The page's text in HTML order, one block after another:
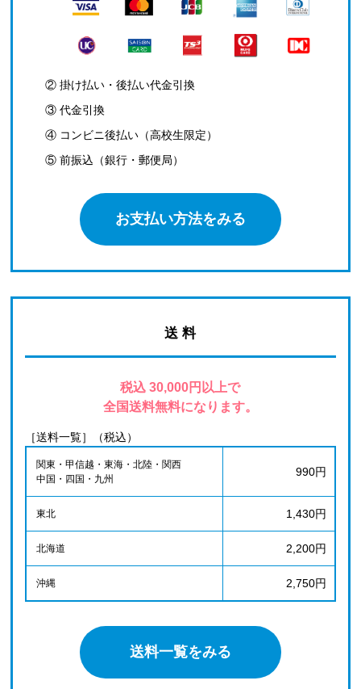
② 掛け払い・後払い代金引換
③ 代金引換
④ コンビニ後払い（高校生限定）
⑤ 前振込（銀行・郵便局）
お支払い方法をみる
送 料
税込 30,000円以上で
全国送料無料になります。
［送料一覧］（税込）
関東・甲信越・東海・北陸・関西
中国・四国・九州
990円
東北 1,430円
北海道 2,200円
沖縄 2,750円
送料一覧をみる